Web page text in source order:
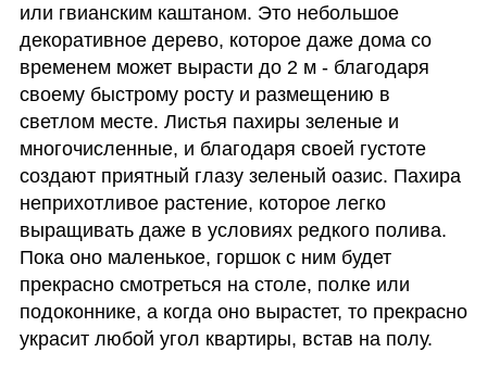
или гвианским каштаном. Это небольшое
декоративное дерево, которое даже дома со
временем может вырасти до 2 м - благодаря
своему быстрому росту и размещению в
светлом месте. Листья пахиры зеленые и
многочисленные, и благодаря своей густоте
создают приятный глазу зеленый оазис. Пахира
неприхотливое растение, которое легко
выращивать даже в условиях редкого полива.
Пока оно маленькое, горшок с ним будет
прекрасно смотреться на столе, полке или
подоконнике, а когда оно вырастет, то прекрасно
украсит любой угол квартиры, встав на полу.